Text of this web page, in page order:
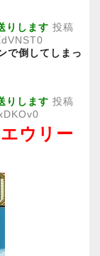
りします 投稿
で倒してしまっ
りします 投稿
ウリー